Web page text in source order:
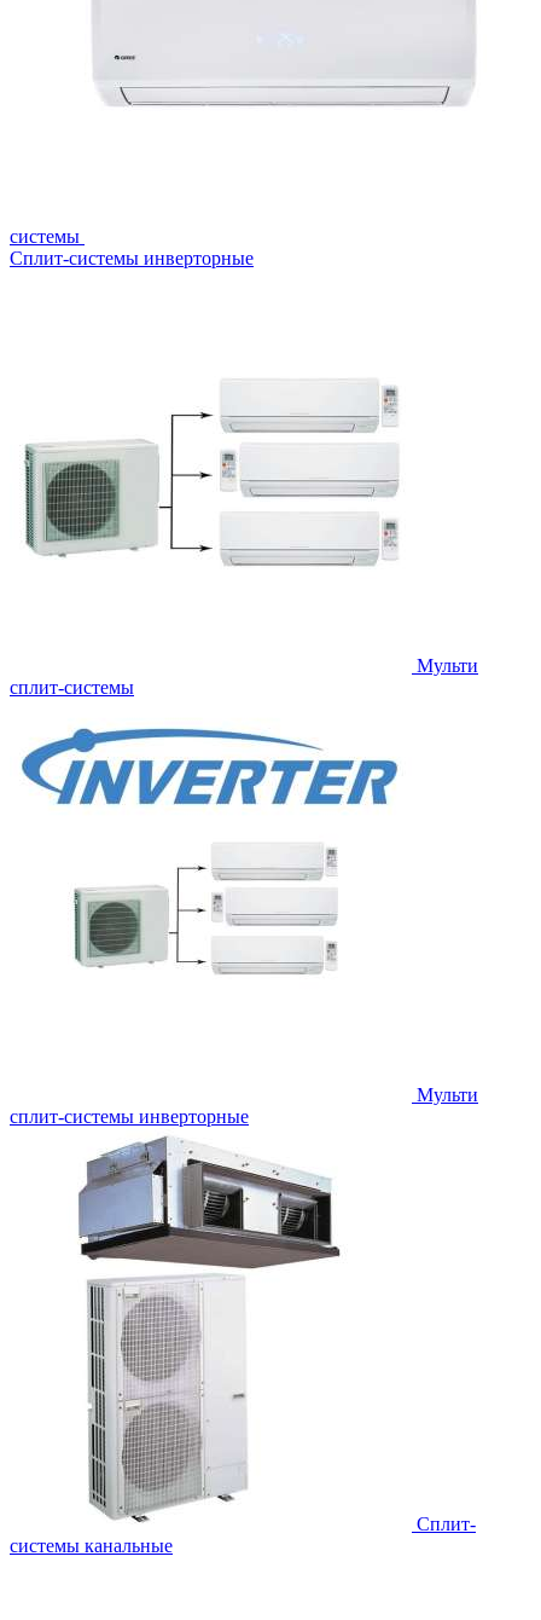
системы
Сплит-системы инверторные
Мульти
сплит-системы
Мульти
сплит-системы инверторные
Сплит-
системы канальные